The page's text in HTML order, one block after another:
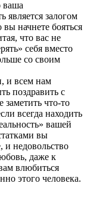
ваша
является залогом
начнете бояться
что вас не
себя вместо
со своим
и всем нам
поздравить с
что-то
всегда находить
вашей
вы
и недовольство
даже к
влюбиться
этого человека.